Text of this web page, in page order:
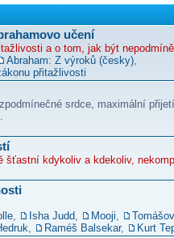
učení
a o tom, jak být
Abraham: Z výroků (česky),
přitažlivosti
srdce, maximální
šťastní kdykoliv a kdekoliv,
, Isha Judd, Mooji,
, Raméš Balsekar, Kurt